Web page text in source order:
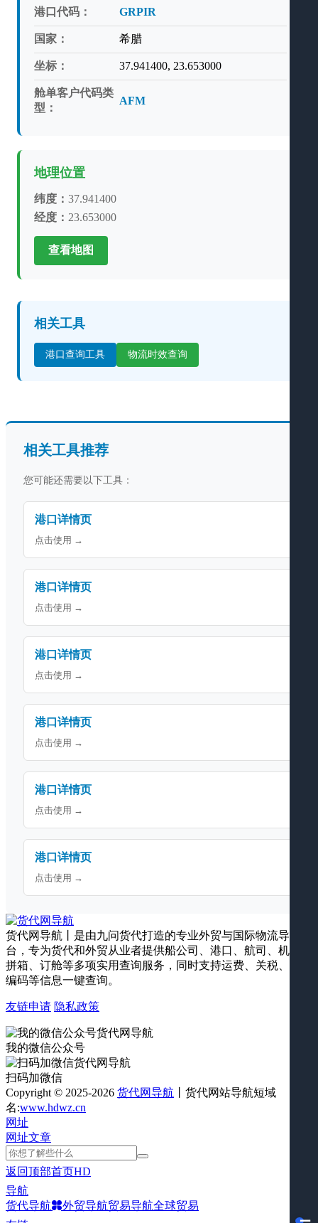
港口代码： GRPIR
国家： 希腊
坐标： 37.941400, 23.653000
舱单客户代码类
型：
AFM
地理位置
纬度： 37.941400
经度： 23.653000
查看地图
相关工具
港口查询工具 物流时效查询
相关工具推荐
您可能还需要以下工具：
港口详情页
点击使用 →
港口详情页
点击使用 →
港口详情页
点击使用 →
港口详情页
点击使用 →
港口详情页
点击使用 →
港口详情页
点击使用 →
货代网导航丨是由九问货代打造的专业外贸与国际物流导航平
台，专为货代和外贸从业者提供船公司、港口、航司、机场、
拼箱、订舱等多项实用查询服务，同时支持运费、关税、海关
编码等信息一键查询。
友链申请 隐私政策
我的微信公众号
扫码加微信
Copyright © 2025-2026 货代网导航 丨货代网站导航短域
名:www.hdwz.cn
网址
网址文章
返回顶部首页HD
导航
货代导航
外贸导航贸易导航全球贸易